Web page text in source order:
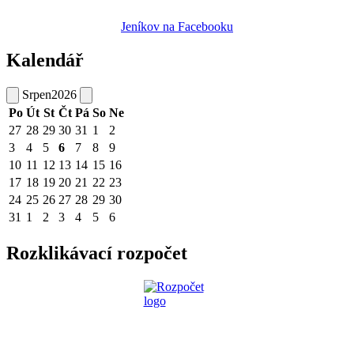
Jeníkov na Facebooku
Kalendář
Srpen2026
Po Út St Čt Pá So Ne
27 28 29 30 31 1
2
3
4 5 6 7 8
9
10 11 12 13 14 15 16
17 18 19 20 21 22 23
24 25 26 27 28 29 30
31 1 2 3 4 5 6
Rozklikávací rozpočet